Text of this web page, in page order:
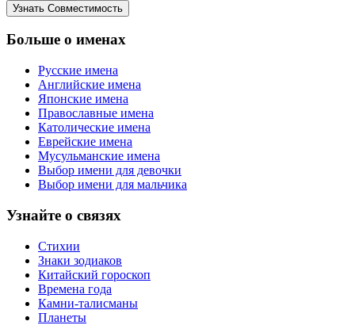
Больше о именах
Русские имена
Английские имена
Японские имена
Православные имена
Католические имена
Еврейские имена
Мусульманские имена
Выбор имени для девочки
Выбор имени для мальчика
Узнайте о связях
Стихии
Знаки зодиаков
Китайский гороскоп
Времена года
Камни-талисманы
Планеты